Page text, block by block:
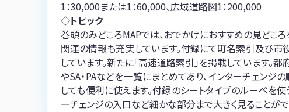
1：30,000または1：60,000、広域道路図1：200,000
◇トピック
巻頭のみどころMAPでは、おでかけにおすすめの見どこ
関連の情報も充実しています。付録にて町名索引及び
しています。新たに「高速道路索引」を掲載しています。
やSA・PAなどを一覧にまとめてあり、インターチェン
しても便利に使えます。付録のシートタイプのルーペを
ーチェンジの入口など細かな部分まで大きく見ることがで